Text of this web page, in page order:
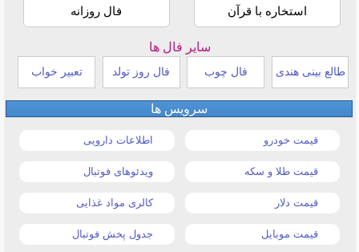
استخاره با قرآن فال روزانه
سایر فال ها
طالع بینی هندی فال چوب فال روز تولد تعبیر خواب
سرویس ها
قیمت خودرو اطلاعات دارویی
قیمت طلا و سکه ویدئوهای فوتبال
قیمت دلار کالری مواد غذایی
قیمت موبایل جدول پخش فوتبال